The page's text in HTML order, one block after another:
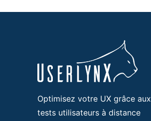
Optimisez votre UX grâce aux
tests utilisateurs à distance